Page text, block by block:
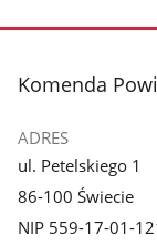
zdjęcie
galerii.
stopka
Komenda
ADRES
ul. Petelskiego 1
86-100 Świecie
NIP 559-17-01-